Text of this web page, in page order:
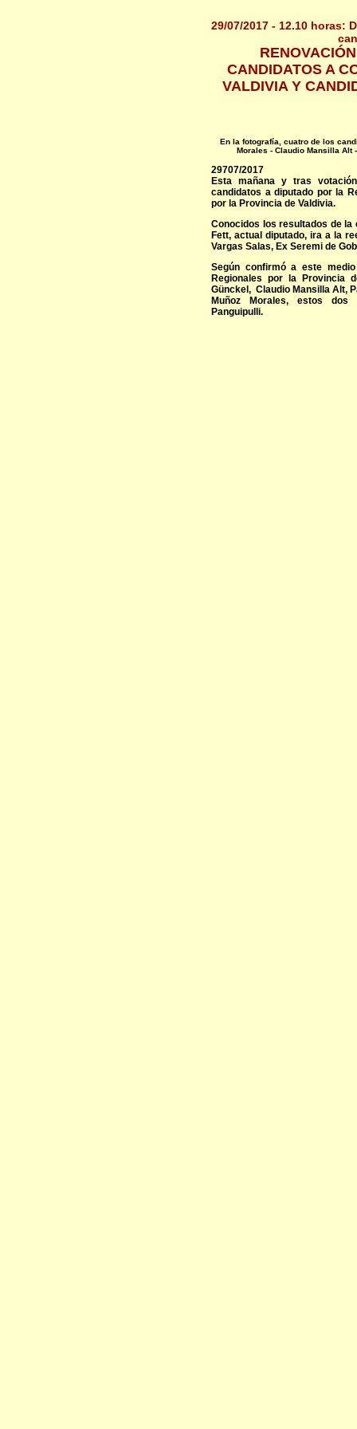
29/07/2017 - 12.10 horas:
CANDIDATOS A
VALDIVIA Y
En la fotografía, cuatro de los
Morales - Claudio Mansilla Alt
29707/2017
Esta mañana y tras
candidatos a diputado por la
por la Provincia de Valdivia.
Conocidos los resultados de
Fett, actual diputado, ira a la
Vargas Salas, Ex Seremi de
Según confirmó a este
Regionales por la Provincia
Günckel, Claudio Mansilla Alt,
Muñoz Morales, estos dos
Panguipulli.